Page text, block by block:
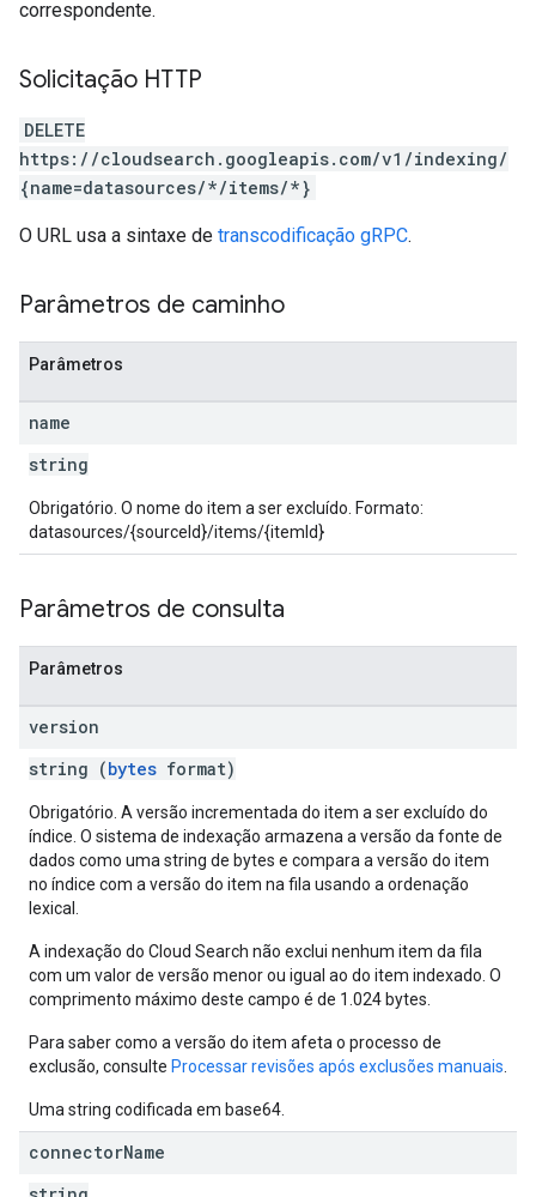
correspondente.
Solicitação HTTP
DELETE
https://cloudsearch.googleapis.com/v1/indexing/
{name=datasources/*/items/*}
O URL usa a sintaxe de transcodificação gRPC.
Parâmetros de caminho
Parâmetros
name
string
Obrigatório. O nome do item a ser excluído. Formato:
datasources/{sourceId}/items/{itemId}
Parâmetros de consulta
Parâmetros
version
string (bytes format)
Obrigatório. A versão incrementada do item a ser excluído do
índice. O sistema de indexação armazena a versão da fonte de
dados como uma string de bytes e compara a versão do item
no índice com a versão do item na fila usando a ordenação
lexical.
A indexação do Cloud Search não exclui nenhum item da fila
com um valor de versão menor ou igual ao do item indexado. O
comprimento máximo deste campo é de 1.024 bytes.
Para saber como a versão do item afeta o processo de
exclusão, consulte Processar revisões após exclusões manuais
Uma string codificada em base64.
connectorName